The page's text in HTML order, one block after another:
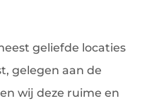
geliefde locaties
gelegen aan de
wij deze ruime en